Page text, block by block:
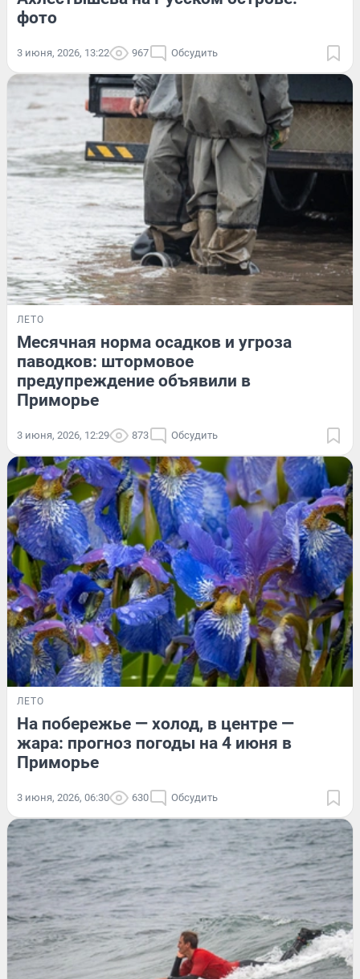
фото
3 июня, 2026, 13:22 967 Обсудить
ЛЕТО
Месячная норма осадков и угроза
паводков: штормовое
предупреждение объявили в
Приморье
3 июня, 2026, 12:29 873 Обсудить
ЛЕТО
На побережье — холод, в центре —
жара: прогноз погоды на 4 июня в
Приморье
3 июня, 2026, 06:30 630 Обсудить